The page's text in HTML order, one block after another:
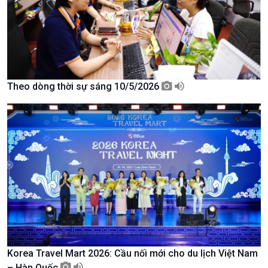
Tin Chính trị
Chính phủ với người dân
Quốc hội với cử tri
Xây dựng đảng
Đảng trong cuộc sống
Nhận diện sự thật
Pháp luật và đời sống
Tin thế giới
Vấn đề quốc tế
Hồ sơ sự kiện quốc tế
Thế giới & Việt Nam
Biên cương - Một dải vững
bền
Theo dòng thời sự sáng 10/5/2026
Korea Travel Mart 2026: Cầu nối mới cho du lịch Việt Nam